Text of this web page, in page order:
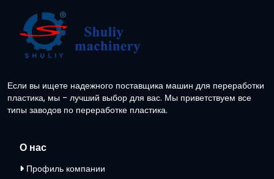
Если вы ищете надежного поставщика машин для переработки
пластика, мы - лучший выбор для вас. Мы приветствуем все
типы заводов по переработке пластика.
О нас
Профиль компании